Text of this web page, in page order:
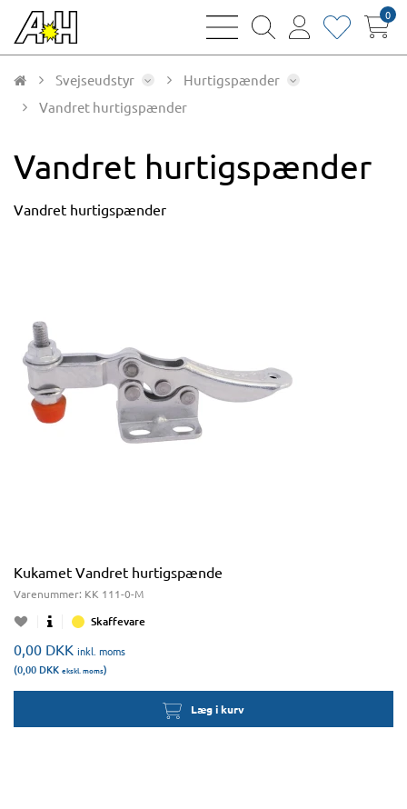
bars
magnifying
user
heart0
Svejseudstyr
Hurtigspænder
Vandret hurtigspænder
Vandret hurtigspænder
Vandret hurtigspænder
Kukamet Vandret hurtigspænde
Varenummer: KK 111-0-M
Skaffevare
0,00 DKK inkl. moms
(0,00 DKK ekskl. moms)
Læg i kurv